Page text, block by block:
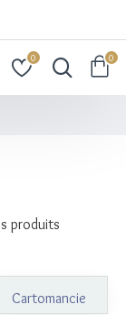
0 0
produits
Cartomancie